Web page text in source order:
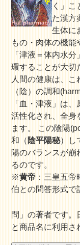
く」こ
た漢方
生体に
もの・肉体の機能
「津液＝体内水
環することが大切
人間の健康は、こ
（陰）の調和
「血・津液」は
活性化され、全身
ます。 この陰陽
和（ 陰平陽秘）し
陽のバランスが崩
るのです。
※黄帝 ：三皇五
伯との問答形式で
問」の著者です。
と商品名に利用さ